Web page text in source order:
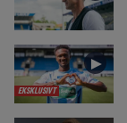
EKSKLUSIVT
►